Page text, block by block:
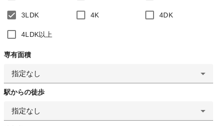
3LDK 4K 4DK
4LDK以上
専有面積
指定なし
駅からの徒歩
指定なし